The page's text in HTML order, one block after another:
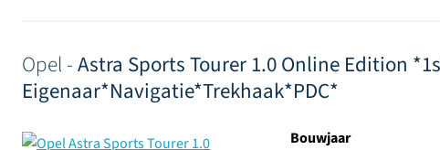
Opel -Astra Sports Tourer 1.0 Online Edition
Eigenaar*Navigatie*Trekhaak*PDC*
Bouwjaar